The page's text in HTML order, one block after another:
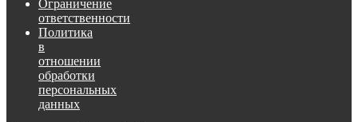
Ограничение
ответственности
Политика
в
отношении
обработки
персональных
данных